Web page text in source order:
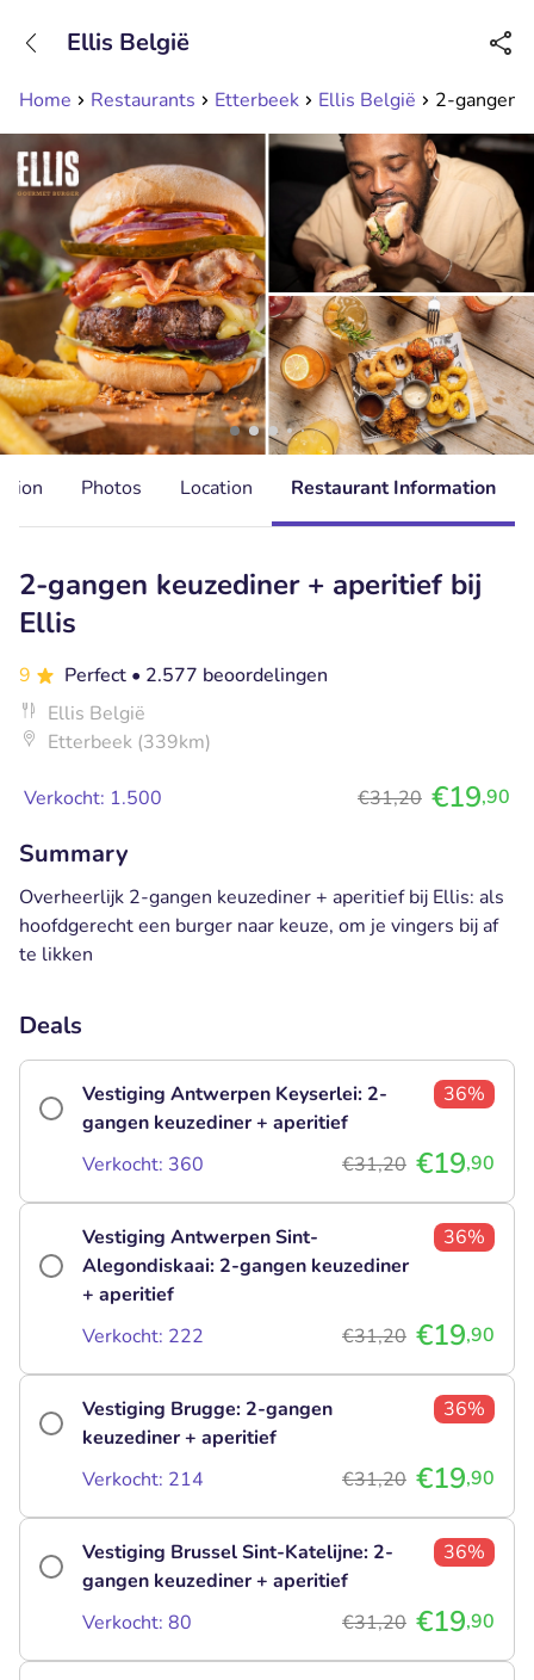
Available until 23:00
Home Restaurants Etterbeek Ellis België 2-gangen
Ellis België
Photos Location Restaurant Information
2-gangen keuzediner + aperitief bij
Ellis
9 Perfect • 2.577 beoordelingen
Ellis België
Etterbeek (339km)
Verkocht: 1.500 €31,20 €19,90
Summary
Overheerlijk 2-gangen keuzediner + aperitief bij Ellis: als
hoofdgerecht een burger naar keuze, om je vingers bij af
te likken
Deals
Vestiging Antwerpen Keyserlei: 2-
gangen keuzediner + aperitief
36%
Verkocht: 360 €31,20 €19,90
Vestiging Antwerpen Sint-
Alegondiskaai: 2-gangen keuzediner
+ aperitief
36%
Verkocht: 222 €31,20 €19,90
Vestiging Brugge: 2-gangen
keuzediner + aperitief
36%
Verkocht: 214 €31,20 €19,90
Vestiging Brussel Sint-Katelijne: 2-
gangen keuzediner + aperitief
36%
Verkocht: 80 €31,20 €19,90